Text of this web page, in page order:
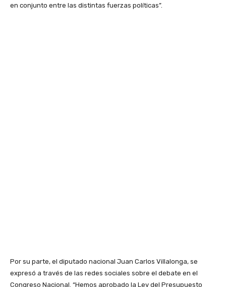
en conjunto entre las distintas fuerzas políticas”.
Por su parte, el diputado nacional Juan Carlos Villalonga, se
expresó a través de las redes sociales sobre el debate en el
Congreso Nacional. “Hemos aprobado la Ley del Presupuesto